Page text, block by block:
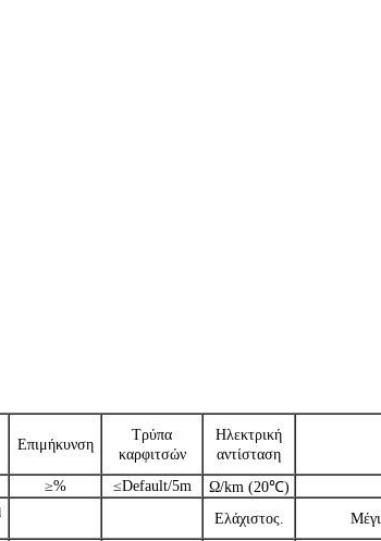
Επιμήκυνση
Τρύπα
καρφιτσών
Ηλεκτρική
αντίσταση
≥% ≤Default/5m
Ω/km (20℃)
Ελάχιστος.